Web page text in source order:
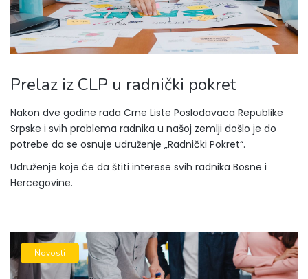
Prelaz iz CLP u radnički pokret
Nakon dve godine rada Crne Liste Poslodavaca Republike
Srpske i svih problema radnika u našoj zemlji došlo je do
potrebe da se osnuje udruženje „Radnički Pokret“.
Udruženje koje će da štiti interese svih radnika Bosne i
Hercegovine.
Novosti